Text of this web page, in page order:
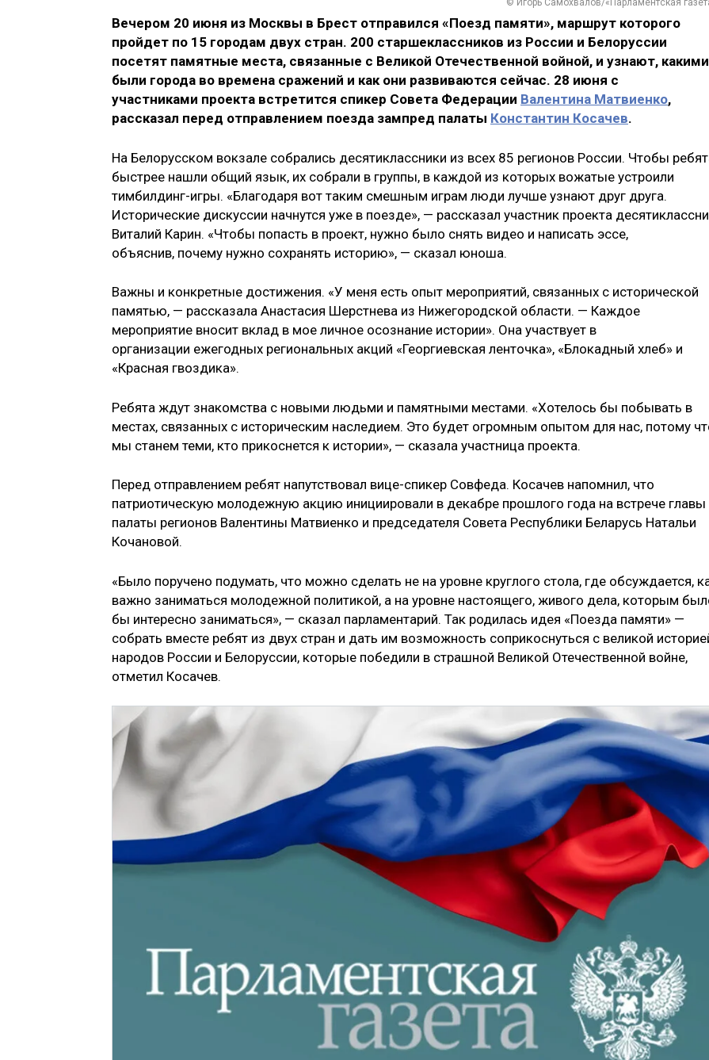
© Игорь Самохвалов/«Парламентская
Вечером 20 июня из Москвы в Брест отправился «Поезд памяти», маршрут которого
пройдет по 15 городам двух стран. 200 старшеклассников из России и Белоруссии
посетят памятные места, связанные с Великой Отечественной войной, и узнают, какими
были города во времена сражений и как они развиваются сейчас. 28 июня с
участниками проекта встретится спикер Совета Федерации Валентина Матвиенко,
рассказал перед отправлением поезда зампред палаты Константин Косачев.
На Белорусском вокзале собрались десятиклассники из всех 85 регионов России. Чтобы
быстрее нашли общий язык, их собрали в группы, в каждой из которых вожатые устроили
тимбилдинг-игры. «Благодаря вот таким смешным играм люди лучше узнают друг друга.
Исторические дискуссии начнутся уже в поезде», — рассказал участник проекта
Виталий Карин. «Чтобы попасть в проект, нужно было снять видео и написать эссе,
объяснив, почему нужно сохранять историю», — сказал юноша.
Важны и конкретные достижения. «У меня есть опыт мероприятий, связанных с исторической
памятью, — рассказала Анастасия Шерстнева из Нижегородской области. — Каждое
мероприятие вносит вклад в мое личное осознание истории». Она участвует в
организации ежегодных региональных акций «Георгиевская ленточка», «Блокадный хлеб» и
«Красная гвоздика».
Ребята ждут знакомства с новыми людьми и памятными местами. «Хотелось бы побывать в
местах, связанных с историческим наследием. Это будет огромным опытом для нас, потому
мы станем теми, кто прикоснется к истории», — сказала участница проекта.
Перед отправлением ребят напутствовал вице-спикер Совфеда. Косачев напомнил, что
патриотическую молодежную акцию инициировали в декабре прошлого года на встрече главы
палаты регионов Валентины Матвиенко и председателя Совета Республики Беларусь Натальи
Кочановой.
«Было поручено подумать, что можно сделать не на уровне круглого стола, где обсуждается,
важно заниматься молодежной политикой, а на уровне настоящего, живого дела, которым
бы интересно заниматься», — сказал парламентарий. Так родилась идея «Поезда памяти» —
собрать вместе ребят из двух стран и дать им возможность соприкоснуться с великой
народов России и Белоруссии, которые победили в страшной Великой Отечественной войне,
отметил Косачев.